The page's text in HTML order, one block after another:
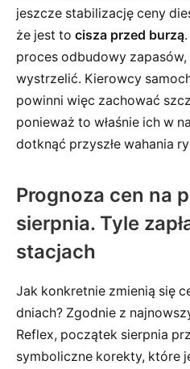
jeszcze stabilizację ceny
że jest to cisza przed burzą
proces odbudowy
wystrzelić. Kierowcy
powinni więc zachować
ponieważ to właśnie ich w
dotknąć przyszłe wahania
Prognoza cen na
sierpnia. Tyle
stacjach
Jak konkretnie zmienią się
dniach? Zgodnie z
Reflex, początek sierpnia
symboliczne korekty, które